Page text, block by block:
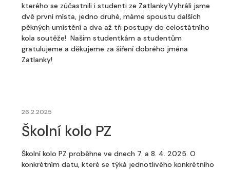
kterého se zúčastnili i studenti ze Zatlanky.Vyhráli jsme
dvě první místa, jedno druhé, máme spoustu dalších
pěkných umístění a dva až tři postupy do celostátního
kola soutěže! Našim studentkám a studentům
gratulujeme a děkujeme za šíření dobrého jména
Zatlanky!
26.2.2025
Školní kolo PZ
Školní kolo PZ proběhne ve dnech 7. a 8. 4. 2025. O
konkrétním datu, které se týká jednotlivého konkrétního